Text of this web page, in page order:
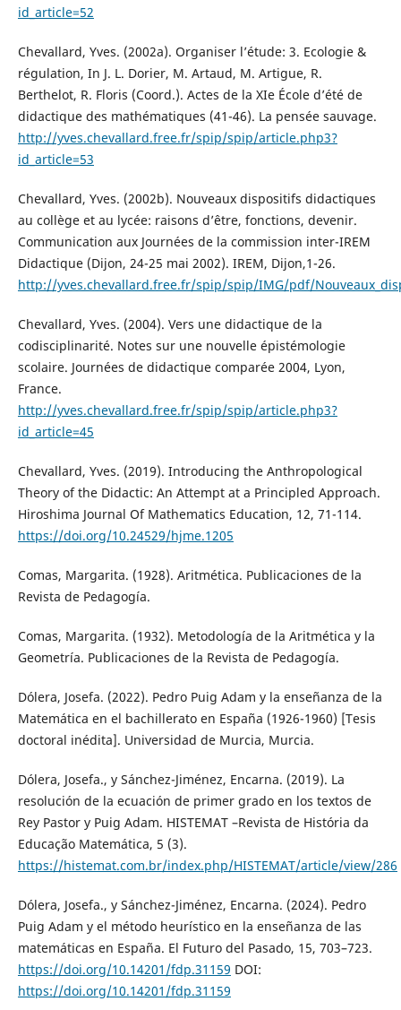
id_article=52
Chevallard, Yves. (2002a). Organiser l’étude: 3. Ecologie &
régulation, In J. L. Dorier, M. Artaud, M. Artigue, R.
Berthelot, R. Floris (Coord.). Actes de la XIe École d’été de
didactique des mathématiques (41-46). La pensée sauvage.
http://yves.chevallard.free.fr/spip/spip/article.php3?
id_article=53
Chevallard, Yves. (2002b). Nouveaux dispositifs didactiques
au collège et au lycée: raisons d’être, fonctions, devenir.
Communication aux Journées de la commission inter-IREM
Didactique (Dijon, 24-25 mai 2002). IREM, Dijon,1-26.
http://yves.chevallard.free.fr/spip/spip/IMG/pdf/
Chevallard, Yves. (2004). Vers une didactique de la
codisciplinarité. Notes sur une nouvelle épistémologie
scolaire. Journées de didactique comparée 2004, Lyon,
France.
http://yves.chevallard.free.fr/spip/spip/article.php3?
id_article=45
Chevallard, Yves. (2019). Introducing the Anthropological
Theory of the Didactic: An Attempt at a Principled Approach.
Hiroshima Journal Of Mathematics Education, 12, 71-114.
https://doi.org/10.24529/hjme.1205
Comas, Margarita. (1928). Aritmética. Publicaciones de la
Revista de Pedagogía.
Comas, Margarita. (1932). Metodología de la Aritmética y la
Geometría. Publicaciones de la Revista de Pedagogía.
Dólera, Josefa. (2022). Pedro Puig Adam y la enseñanza de la
Matemática en el bachillerato en España (1926-1960) [Tesis
doctoral inédita]. Universidad de Murcia, Murcia.
Dólera, Josefa., y Sánchez-Jiménez, Encarna. (2019). La
resolución de la ecuación de primer grado en los textos de
Rey Pastor y Puig Adam. HISTEMAT –Revista de História da
Educação Matemática, 5 (3).
https://histemat.com.br/index.php/HISTEMAT/article/view/286
Dólera, Josefa., y Sánchez-Jiménez, Encarna. (2024). Pedro
Puig Adam y el método heurístico en la enseñanza de las
matemáticas en España. El Futuro del Pasado, 15, 703–723.
https://doi.org/10.14201/fdp.31159 DOI:
https://doi.org/10.14201/fdp.31159